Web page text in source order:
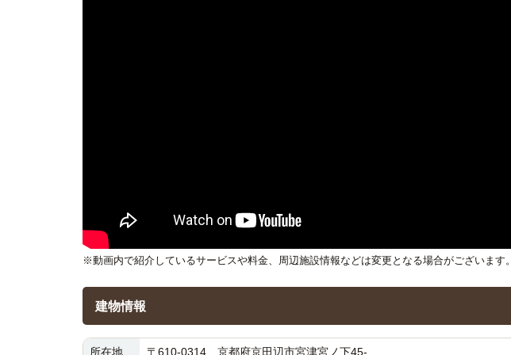
※動画内で紹介しているサービスや料金、周辺施設情報などは変更となる場合がございます。
建物情報
所在地 〒610-0314 京都府京田辺市宮津宮ノ下45-